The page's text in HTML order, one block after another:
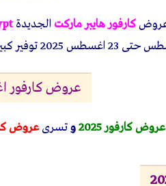
عروضكارفور هايبر ماركت الجديدة
عروض كارفور
عروض كارفور 2025 وتسرىعروض